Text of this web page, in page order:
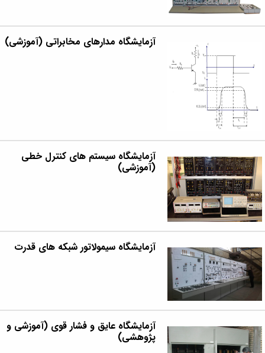
آزمایشگاه مدارهای مخابراتی (آموزشی)
آزمایشگاه سیستم های کنترل خطی
(آموزشی)
آزمایشگاه سیمولاتور شبکه های قدرت
آزمایشگاه عایق و فشار قوی (آموزشی و
پژوهشی)